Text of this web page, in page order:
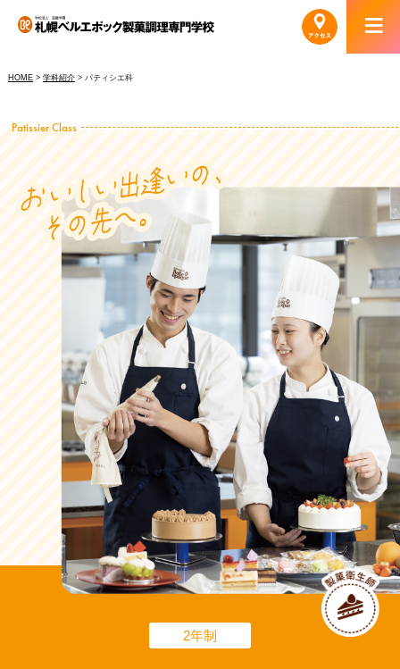
HOME> 学科紹介> パティシエ科
Patissier Class
2年制